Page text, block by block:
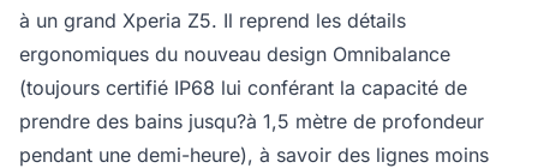
à un grand Xperia Z5. Il reprend les détails
ergonomiques du nouveau design Omnibalance
(toujours certifié IP68 lui conférant la capacité de
prendre des bains jusqu?à 1,5 mètre de profondeur
pendant une demi-heure), à savoir des lignes moins